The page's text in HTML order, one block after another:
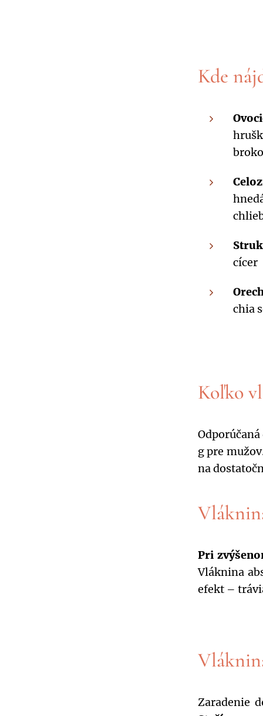
Kde
cícer
chia
Koľko
g pre
na
Pri
Vláknina
efekt –
Zaradenie